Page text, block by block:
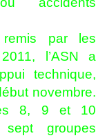
remis par les
l’ASN a
technique,
novembre.
8, 9 et 10
groupes